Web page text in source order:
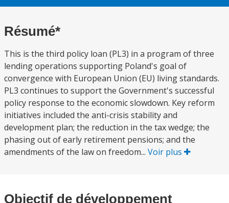
Résumé*
This is the third policy loan (PL3) in a program of three
lending operations supporting Poland's goal of
convergence with European Union (EU) living standards.
PL3 continues to support the Government's successful
policy response to the economic slowdown. Key reform
initiatives included the anti-crisis stability and
development plan; the reduction in the tax wedge; the
phasing out of early retirement pensions; and the
amendments of the law on freedom... Voir plus
Objectif de développement